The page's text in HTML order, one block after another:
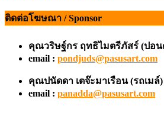
ติดต่อโฆษณา / Sponsor
คุณวริษฐ์กร ฤทธิไมตรีภัสร์ (ปอน
email : pondjuds@pasusart.com
คุณปนัดดา เตจ๊ะมาเรือน (รถเมล์)
email : panadda@pasusart.com